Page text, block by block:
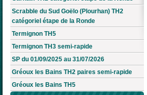
Scrabble du Sud Goëlo (Plourhan) TH2
catégoriel étape de la Ronde
Termignon TH5
Termignon TH3 semi-rapide
SP du 01/09/2025 au 31/07/2026
Gréoux les Bains TH2 paires semi-rapide
Gréoux les Bains TH5